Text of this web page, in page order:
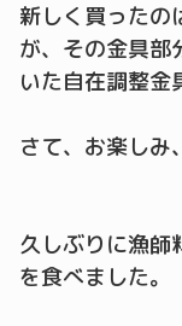
新しく買ったの
が、その金具部
いた自在調整
さて、お楽しみ
久しぶりに漁師
を食べました。